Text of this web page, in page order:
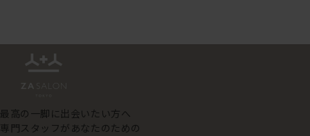
最高の一脚に出会いたい方へ
専門スタッフがあなたのための